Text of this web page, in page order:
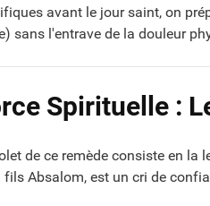
avant le jour saint, on
sans l'entrave de la douleur
Spirituelle :
de ce remède consiste en la
Absalom, est un cri de